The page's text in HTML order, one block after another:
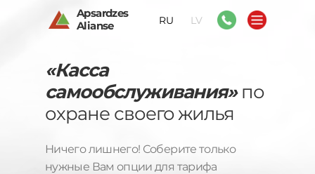
«Касса
самообслуживания» по
охране своего жилья
Ничего лишнего! Соберите только
нужные Вам опции для тарифа
Apsardzes
Alianse
RU LV